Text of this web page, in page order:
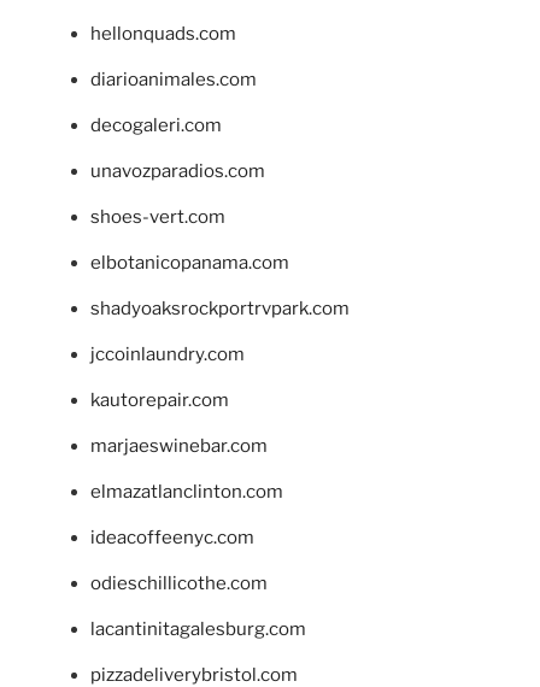
hellonquads.com
diarioanimales.com
decogaleri.com
unavozparadios.com
shoes-vert.com
elbotanicopanama.com
shadyoaksrockportrvpark.com
jccoinlaundry.com
kautorepair.com
marjaeswinebar.com
elmazatlanclinton.com
ideacoffeenyc.com
odieschillicothe.com
lacantinitagalesburg.com
pizzadeliverybristol.com